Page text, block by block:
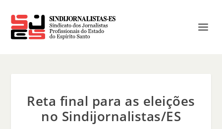
Reta final para as eleições
no Sindijornalistas/ES